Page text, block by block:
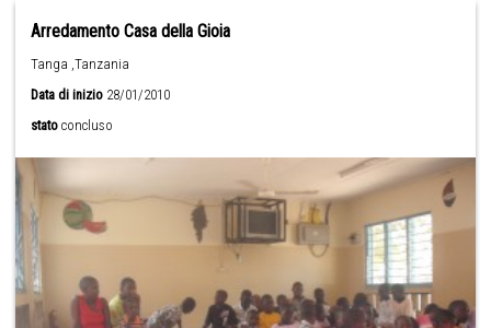
Arredamento Casa della Gioia
Tanga ,Tanzania
Data di inizio 28/01/2010
stato concluso